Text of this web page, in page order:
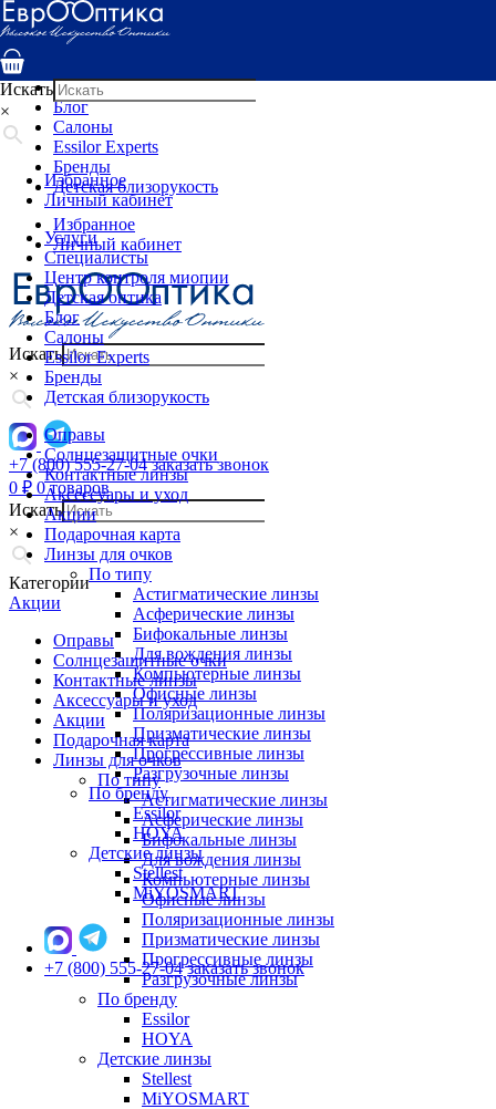
Услуги
Специалисты
Детская оптика
Блог
Салоны
Essilor Experts
Бренды
Детская близорукость
Избранное
Личный кабинет
Искать
×
+7 (800) 555-27-04 заказать звонок
0 ₽ 0 товаров
Искать
×
Категории
Акции
Оправы
Солнцезащитные очки
Контактные линзы
Аксессуары и уход
Акции
Подарочная карта
Линзы для очков
По типу
Астигматические линзы
Асферические линзы
Бифокальные линзы
Для вождения линзы
Компьютерные линзы
Офисные линзы
Поляризационные линзы
Призматические линзы
Прогрессивные линзы
Разгрузочные линзы
По бренду
Essilor
HOYA
Детские линзы
Stellest
MiYOSMART
Искать
×
Избранное
Личный кабинет
Услуги
Специалисты
Центр контроля миопии
Детская оптика
Блог
Салоны
Essilor Experts
Бренды
Детская близорукость
Оправы
Солнцезащитные очки
Контактные линзы
Аксессуары и уход
Акции
Подарочная карта
Линзы для очков
По типу
Астигматические линзы
Асферические линзы
Бифокальные линзы
Для вождения линзы
Компьютерные линзы
Офисные линзы
Поляризационные линзы
Призматические линзы
Прогрессивные линзы
Разгрузочные линзы
По бренду
Essilor
HOYA
Детские линзы
Stellest
MiYOSMART
+7 (800) 555-27-04 заказать звонок